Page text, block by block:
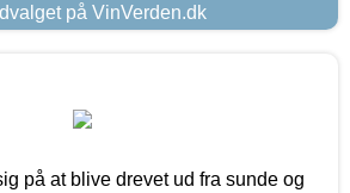
på VinVerden.dk
på at blive drevet ud fra sunde og